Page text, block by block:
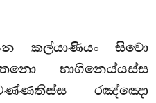
කල්යාණියං සිවො
භාගිනෙය්යස්ස
රඤ්ඤො